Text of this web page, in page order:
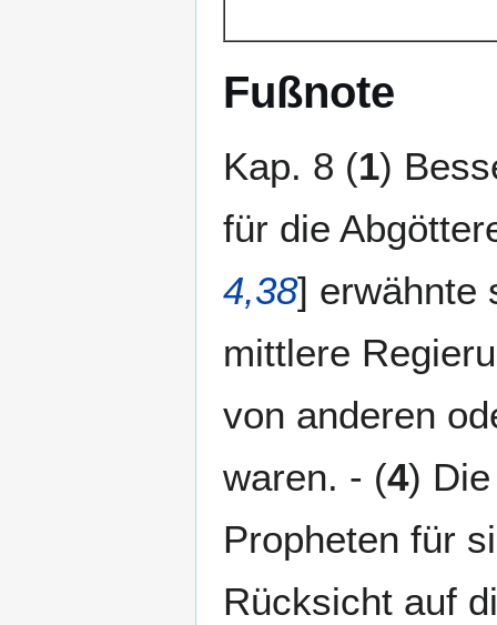
Fußnote
Kap. 8 (1)
für die
4,38] erwähnte
mittlere
von anderen
waren. - (4)
Propheten für
Rücksicht auf